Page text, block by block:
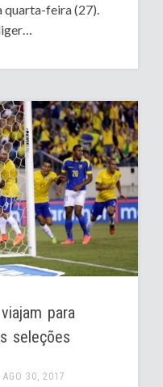
quarta-feira (27).
para
seleções
AGO 30, 2017